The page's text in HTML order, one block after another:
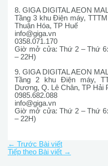
8. GIGA DIGITAL AEON
Tầng 3 khu Điện máy,
Thuận Hóa, TP Huế
info@giga.vn
0358.071.170
Giờ mở cửa: Thứ 2 – Thứ
– 22H)
9. GIGA DIGITAL AEON
Tầng 2 khu Điện máy,
Dương, Q. Lê Chân, TP Hải
0985.682.088
info@giga.vn
Giờ mở cửa: Thứ 2 – Thứ
– 22H)
← Trước Bài viết
Tiếp theo Bài viết →